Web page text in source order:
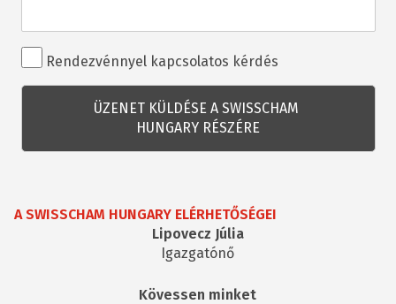
Rendezvénnyel
kapcsolatos
kérdés
Rendezvénnyel kapcsolatos kérdés
A SWISSCHAM HUNGARY ELÉRHETŐSÉGEI
Lipovecz Júlia
Igazgatónő
Kövessen minket